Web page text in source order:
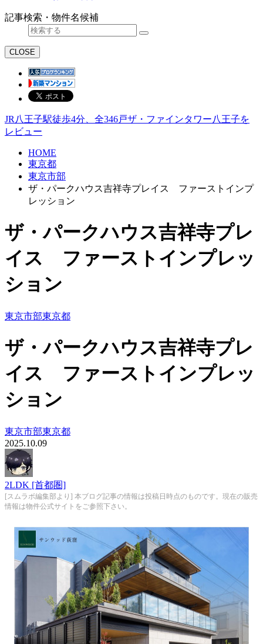
記事検索・物件名候補
CLOSE
JR八王子駅徒歩4分、全346戸ザ・ファインタワー八王子を
レビュー
HOME
東京都
東京市部
ザ・パークハウス吉祥寺プレイス ファーストインプ
レッション
ザ・パークハウス吉祥寺プレ
イス ファーストインプレッ
ション
東京市部東京都
ザ・パークハウス吉祥寺プレ
イス ファーストインプレッ
ション
東京市部東京都
2025.10.09
2LDK [首都圏]
[スムラボ編集部より] 本ブログ記事の情報は投稿日時点のものです。現在の販売
情報は物件公式サイトをご参照下さい。